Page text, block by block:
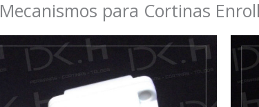
Mecanismos para Cortinas